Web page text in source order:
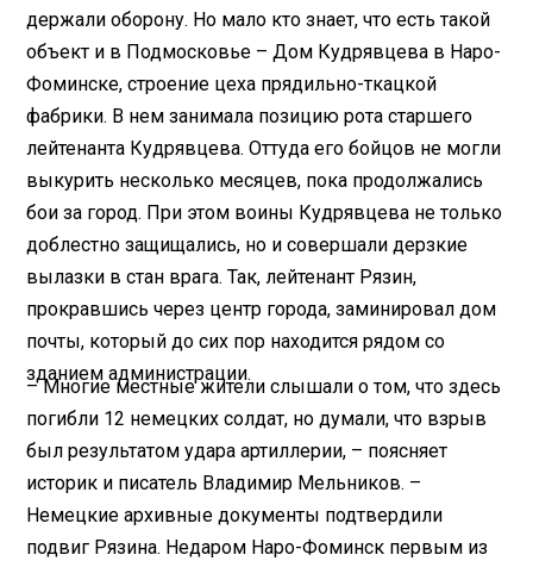
держали оборону. Но мало кто знает, что есть такой
объект и в Подмосковье – Дом Кудрявцева в Наро-
Фоминске, строение цеха прядильно-ткацкой
фабрики. В нем занимала позицию рота старшего
лейтенанта Кудрявцева. Оттуда его бойцов не могли
выкурить несколько месяцев, пока продолжались
бои за город. При этом воины Кудрявцева не только
доблестно защищались, но и совершали дерзкие
вылазки в стан врага. Так, лейтенант Рязин,
прокравшись через центр города, заминировал дом
почты, который до сих пор находится рядом со
зданием администрации.
– Многие местные жители слышали о том, что здесь
погибли 12 немецких солдат, но думали, что взрыв
был результатом удара артиллерии, – поясняет
историк и писатель Владимир Мельников. –
Немецкие архивные документы подтвердили
подвиг Рязина. Недаром Наро-Фоминск первым из